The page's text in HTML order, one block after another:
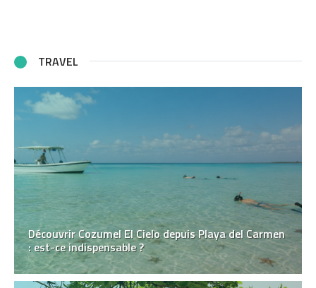
TRAVEL
Découvrir Cozumel El Cielo depuis Playa del Carmen
: est-ce indispensable ?